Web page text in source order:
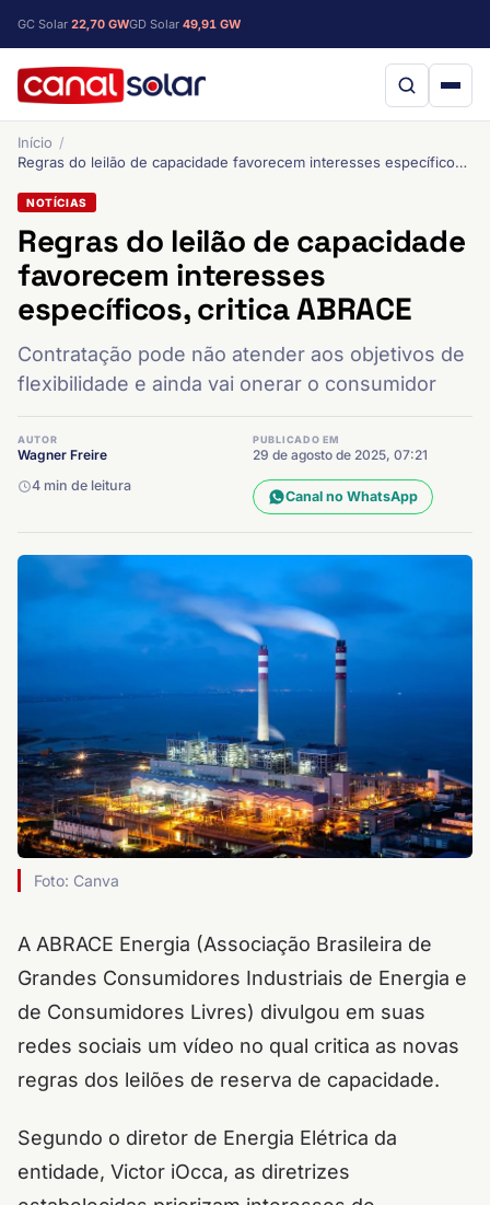
GC Solar 22,70 GWGD Solar 49,91 GW
Início
Regras do leilão de capacidade favorecem interesses específicos, critica ABRACE
NOTÍCIAS
Regras do leilão de capacidade
favorecem interesses
específicos, critica ABRACE
Contratação pode não atender aos objetivos de
flexibilidade e ainda vai onerar o consumidor
AUTOR
Wagner Freire
PUBLICADO EM
29 de agosto de 2025, 07:21
4 min de leitura
Canal no WhatsApp
Foto: Canva
A ABRACE Energia (Associação Brasileira de
Grandes Consumidores Industriais de Energia e
de Consumidores Livres) divulgou em suas
redes sociais um vídeo no qual critica as novas
regras dos leilões de reserva de capacidade.
Segundo o diretor de Energia Elétrica da
entidade, Victor iOcca, as diretrizes